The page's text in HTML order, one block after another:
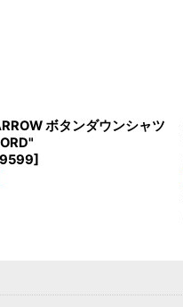
ボタンダウンシャツ
]